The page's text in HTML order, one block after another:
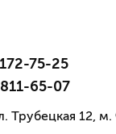
75-25
65-07
Трубецкая 12,